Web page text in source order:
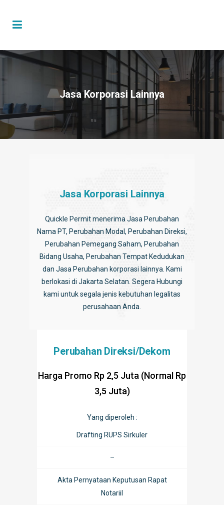
Jasa Korporasi Lainnya
Jasa Korporasi Lainnya
Quickle Permit menerima Jasa Perubahan
Nama PT, Perubahan Modal, Perubahan Direksi,
Perubahan Pemegang Saham, Perubahan
Bidang Usaha, Perubahan Tempat Kedudukan
dan Jasa Perubahan korporasi lainnya. Kami
berlokasi di Jakarta Selatan. Segera Hubungi
kami untuk segala jenis kebutuhan legalitas
perusahaan Anda.
Perubahan Direksi/Dekom
Harga Promo Rp 2,5 Juta (Normal Rp
3,5 Juta)
Yang diperoleh :
Drafting RUPS Sirkuler
–
Akta Pernyataan Keputusan Rapat
Notariil